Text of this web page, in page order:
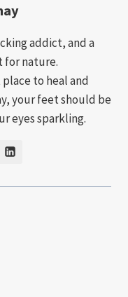
addict, and a
for nature.
to heal and
your feet should be
eyes sparkling.